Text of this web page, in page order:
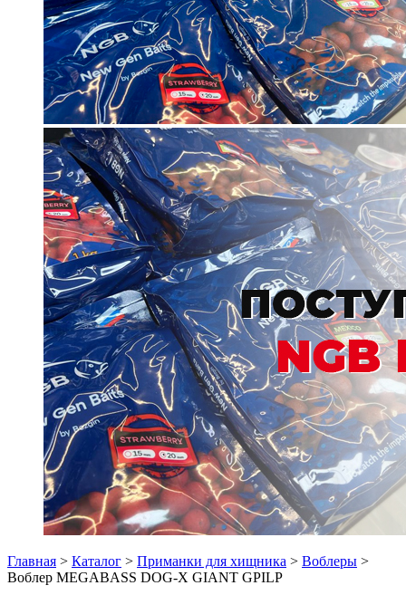
Главная > Каталог > Приманки для хищника > Воблеры >
Воблер MEGABASS DOG-X GIANT GPILP